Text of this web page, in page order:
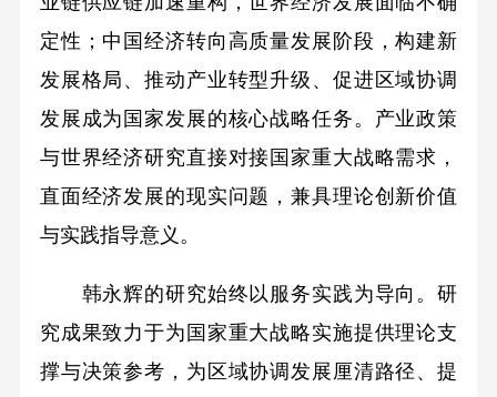
定性；中国经济转向高质量发展阶段，构建新
发展格局、推动产业转型升级、促进区域协调
发展成为国家发展的核心战略任务。产业政策
与世界经济研究直接对接国家重大战略需求，
直面经济发展的现实问题，兼具理论创新价值
与实践指导意义。
韩永辉的研究始终以服务实践为导向。研
究成果致力于为国家重大战略实施提供理论支
撑与决策参考，为区域协调发展厘清路径、提